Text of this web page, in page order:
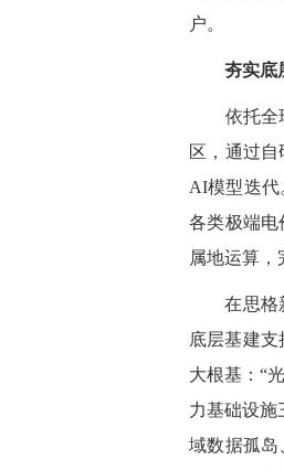
户。
夯实底层
依托全球
区，通过
AI模型迭代
各类极端电
属地运算，
在思格
底层基建
大根基：“
力基础设施
域数据孤岛